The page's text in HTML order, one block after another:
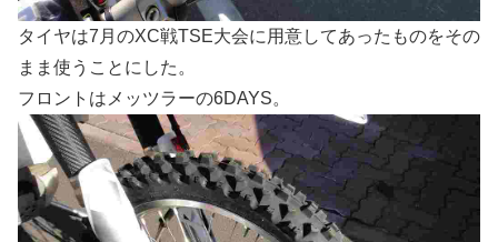
タイヤは7月のXC戦TSE大会に用意してあったものをその
まま使うことにした。
フロントはメッツラーの6DAYS。